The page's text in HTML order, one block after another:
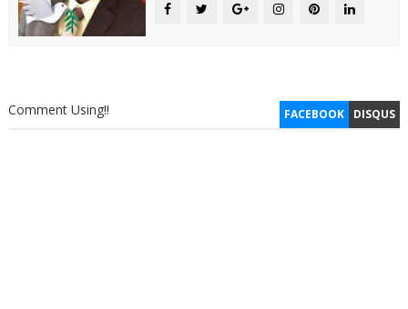
FACEBOOK DISQUS
Comment Using!!